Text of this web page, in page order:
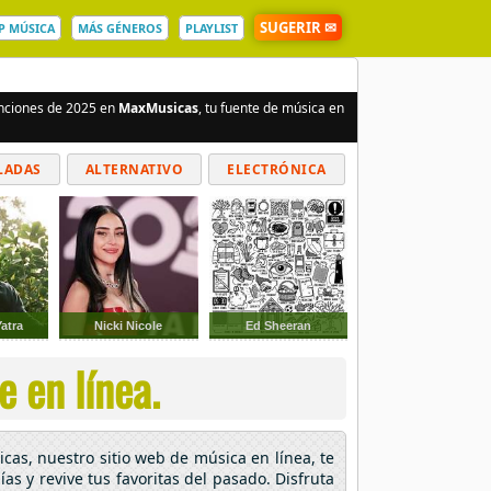
MÚSICA MÁS GÉNEROS PLAYLIST SUGERIR ✉
de 2025 en MaxMusicas, tu fuente de música en
ALTERNATIVO ELECTRÓNICA
Nicki Nicole Ed Sheeran
en línea.
nuestro sitio web de música en línea, te
y revive tus favoritas del pasado. Disfruta